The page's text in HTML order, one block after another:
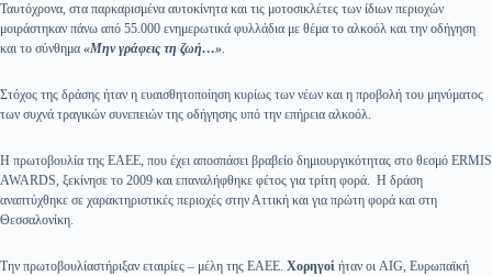
Ταυτόχρονα, στα παρκαρισμένα αυτοκίνητα και τις μοτοσικλέτες των ίδιων περιοχών
μοιράστηκαν πάνω από 55.000 ενημερωτικά φυλλάδια με θέμα το αλκοόλ και την οδήγηση
και το σύνθημα «Μην γράφεις τη ζωή…».
Στόχος της δράσης ήταν η ευαισθητοποίηση κυρίως των νέων και η προβολή του μηνύματος
των συχνά τραγικών συνεπειών της οδήγησης υπό την επήρεια αλκοόλ.
Η πρωτοβουλία της ΕΑΕΕ, που έχει αποσπάσει βραβείο δημιουργικότητας στο θεσμό ERMIS
AWARDS, ξεκίνησε το 2009 και επαναλήφθηκε φέτος για τρίτη φορά. Η δράση
αναπτύχθηκε σε χαρακτηριστικές περιοχές στην Αττική και για πρώτη φορά και στη
Θεσσαλονίκη.
Την πρωτοβουλίαστήριξαν εταιρίες – μέλη της ΕΑΕΕ. Χορηγοί ήταν οι AIG, Ευρωπαϊκή